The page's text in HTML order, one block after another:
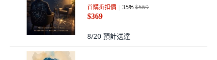
Independently Published, 英文
首購折扣價 35%$569
$369
8/20 預計送達